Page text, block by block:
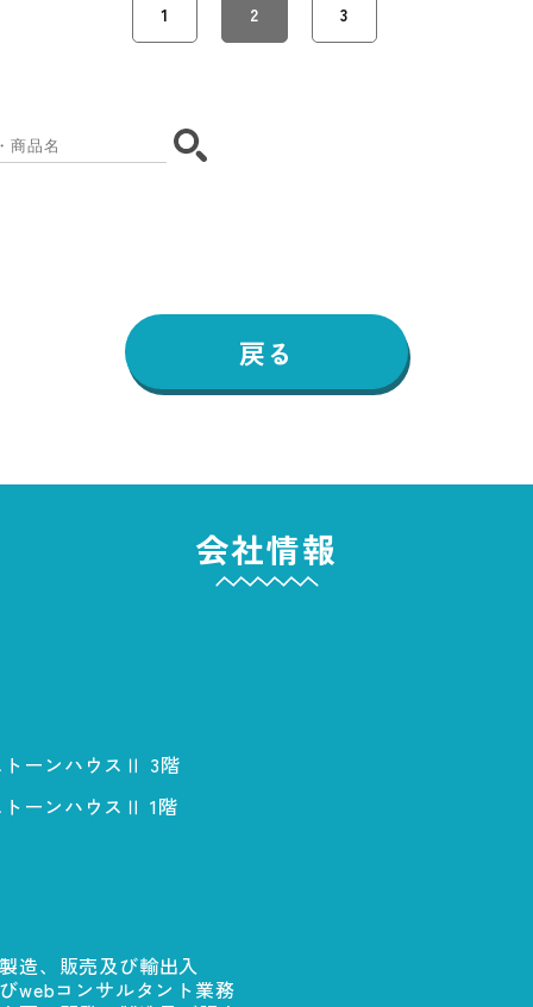
1 2 3
戻る
会社情報
ーンハウスⅡ 3階
ーンハウスⅡ 1階
造、販売及び輸出入
webコンサルタント業務